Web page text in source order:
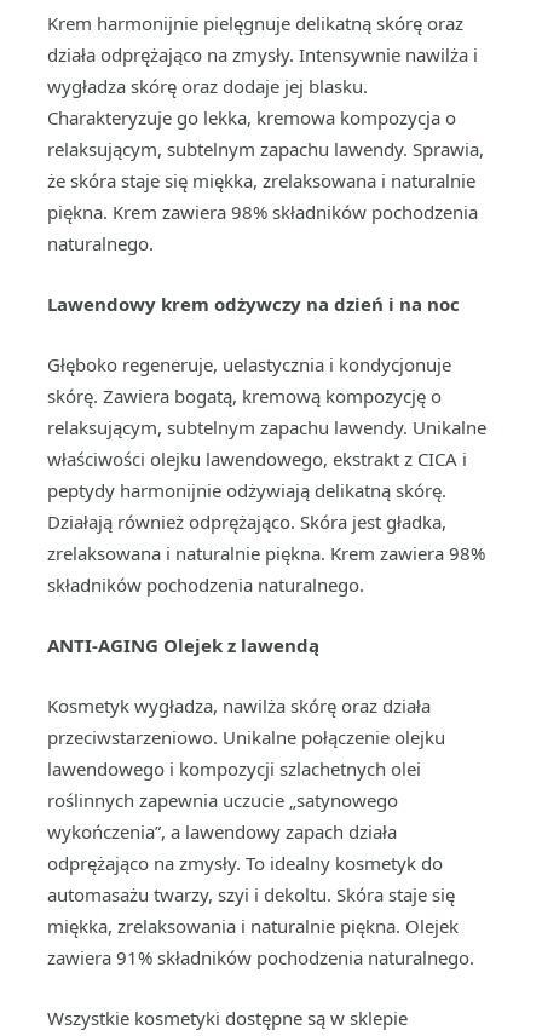
Krem harmonijnie pielęgnuje delikatną skórę oraz
działa odprężająco na zmysły. Intensywnie nawilża i
wygładza skórę oraz dodaje jej blasku.
Charakteryzuje go lekka, kremowa kompozycja o
relaksującym, subtelnym zapachu lawendy. Sprawia,
że skóra staje się miękka, zrelaksowana i naturalnie
piękna. Krem zawiera 98% składników pochodzenia
naturalnego.
Lawendowy krem odżywczy na dzień i na noc
Głęboko regeneruje, uelastycznia i kondycjonuje
skórę. Zawiera bogatą, kremową kompozycję o
relaksującym, subtelnym zapachu lawendy. Unikalne
właściwości olejku lawendowego, ekstrakt z CICA i
peptydy harmonijnie odżywiają delikatną skórę.
Działają również odprężająco. Skóra jest gładka,
zrelaksowana i naturalnie piękna. Krem zawiera 98%
składników pochodzenia naturalnego.
ANTI-AGING Olejek z lawendą
Kosmetyk wygładza, nawilża skórę oraz działa
przeciwstarzeniowo. Unikalne połączenie olejku
lawendowego i kompozycji szlachetnych olei
roślinnych zapewnia uczucie „satynowego
wykończenia”, a lawendowy zapach działa
odprężająco na zmysły. To idealny kosmetyk do
automasażu twarzy, szyi i dekoltu. Skóra staje się
miękka, zrelaksowania i naturalnie piękna. Olejek
zawiera 91% składników pochodzenia naturalnego.
Wszystkie kosmetyki dostępne są w sklepie